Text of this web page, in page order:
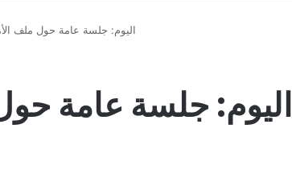
اليوم: جلسة عامة حول ملف
اليوم: جلسة عامة